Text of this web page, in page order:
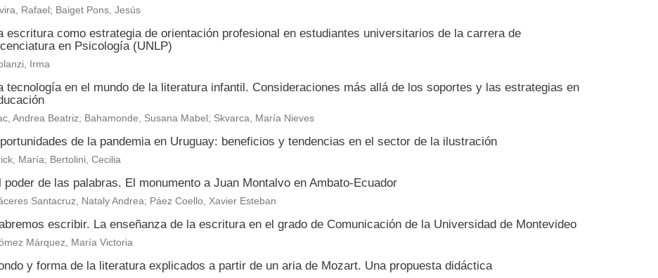
Rafael; Baiget Pons, Jesús
escritura como estrategia de orientación profesional en estudiantes universitarios de la carrera de
en Psicología (UNLP)
Irma
tecnología en el mundo de la literatura infantil. Consideraciones más allá de los soportes y las estrategias en
Andrea Beatriz; Bahamonde, Susana Mabel; Skvarca, María Nieves
de la pandemia en Uruguay: beneficios y tendencias en el sector de la ilustración
María; Bertolini, Cecilia
poder de las palabras. El monumento a Juan Montalvo en Ambato-Ecuador
Santacruz, Nataly Andrea; Páez Coello, Xavier Esteban
escribir. La enseñanza de la escritura en el grado de Comunicación de la Universidad de Montevideo
Márquez, María Victoria
y forma de la literatura explicados a partir de un aria de Mozart. Una propuesta didáctica